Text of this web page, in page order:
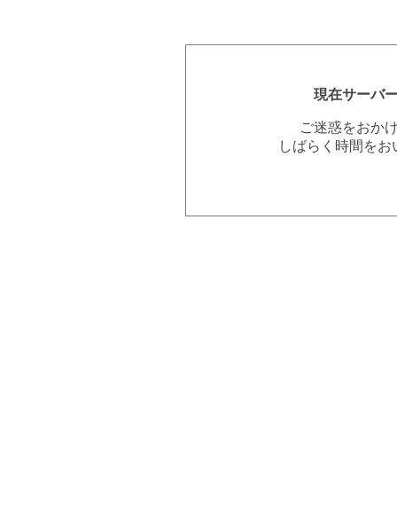
現在サーバ
ご迷惑をおか
しばらく時間を